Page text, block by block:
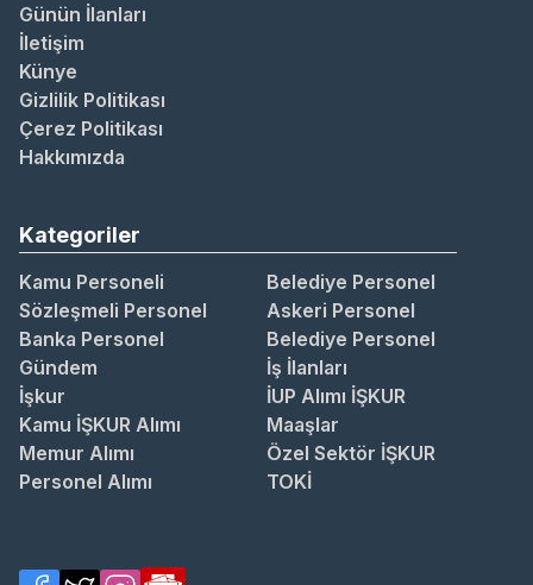
Günün İlanları
İletişim
Künye
Gizlilik Politikası
Çerez Politikası
Hakkımızda
Kategoriler
Kamu Personeli
Belediye Personel
Sözleşmeli Personel
Askeri Personel
Banka Personel
Belediye Personel
Gündem
İş İlanları
İşkur
İUP Alımı İŞKUR
Kamu İŞKUR Alımı
Maaşlar
Memur Alımı
Özel Sektör İŞKUR
Personel Alımı
TOKİ